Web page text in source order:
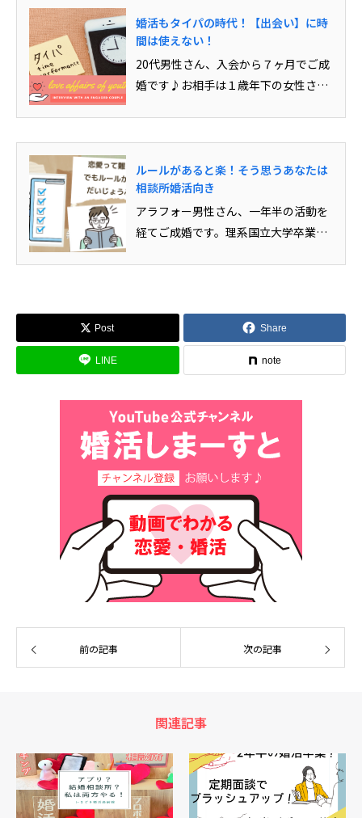
婚活もタイパの時代！【出会い】に時
間は使えない！
20代男性さん、入会から７ヶ月でご成
婚です♪お相手は１歳年下の女性さ
ルールがあると楽！そう思うあなたは
相談所婚活向き
アラフォー男性さん、一年半の活動を
経てご成婚です。理系国立大学卒業の
Post Share
LINE note
前の記事 次の記事
関連記事